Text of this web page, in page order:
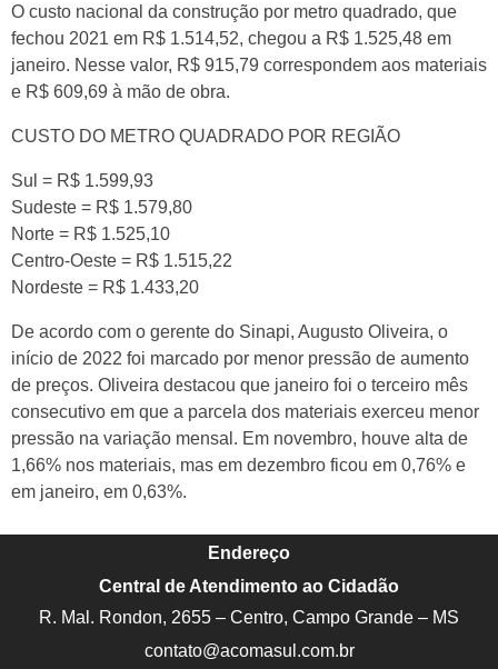
O custo nacional da construção por metro quadrado, que
fechou 2021 em R$ 1.514,52, chegou a R$ 1.525,48 em
janeiro. Nesse valor, R$ 915,79 correspondem aos materiais
e R$ 609,69 à mão de obra.
CUSTO DO METRO QUADRADO POR REGIÃO
Sul = R$ 1.599,93
Sudeste = R$ 1.579,80
Norte = R$ 1.525,10
Centro-Oeste = R$ 1.515,22
Nordeste = R$ 1.433,20
De acordo com o gerente do Sinapi, Augusto Oliveira, o
início de 2022 foi marcado por menor pressão de aumento
de preços. Oliveira destacou que janeiro foi o terceiro mês
consecutivo em que a parcela dos materiais exerceu menor
pressão na variação mensal. Em novembro, houve alta de
1,66% nos materiais, mas em dezembro ficou em 0,76% e
em janeiro, em 0,63%.
Endereço
Central de Atendimento ao Cidadão
R. Mal. Rondon, 2655 – Centro, Campo Grande – MS
contato@acomasul.com.br